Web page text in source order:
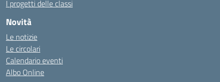
I progetti delle classi
Novità
Le notizie
Le circolari
Calendario eventi
Albo Online